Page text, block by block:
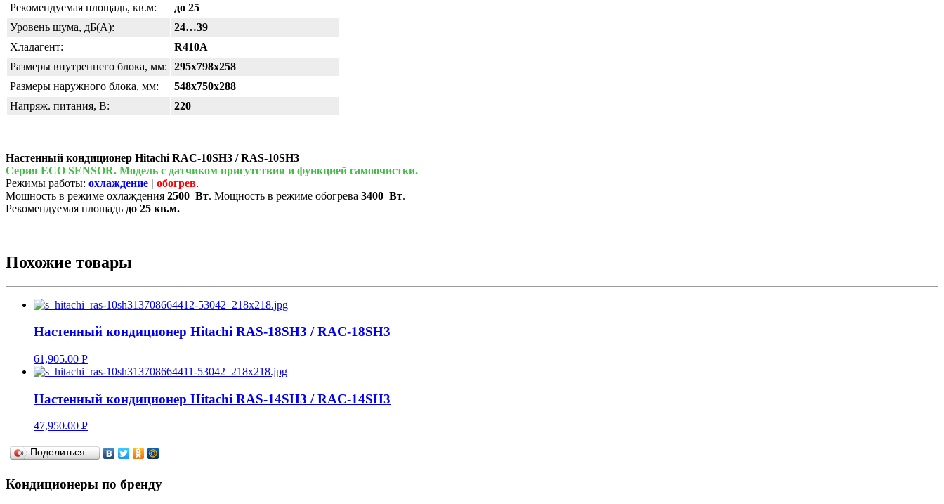
Рекомендуемая площадь, кв.м:
до 25
Уровень шума, дБ(А):
24…39
Хладагент:
R410A
Размеры внутреннего блока, мм:
295x798x258
Размеры наружного блока, мм:
548x750x288
Напряж. питания, В:
220
Настенный кондиционер Hitachi RAC-10SH3 / RAS-10SH3
Серия ECO SENSOR. Модель с датчиком присутствия и функцией самоочистки.
Режимы работы: охлаждение | обогрев.
Мощность в режиме охлаждения 2500 Вт. Мощность в режиме обогрева 3400 Вт.
Рекомендуемая площадь до 25 кв.м.
Похожие товары
Настенный кондиционер Hitachi RAS-18SH3 / RAC-18SH3
61,905.00 Р
УБ.
Настенный кондиционер Hitachi RAS-14SH3 / RAC-14SH3
47,950.00 Р
Поделиться…
Кондиционеры по бренду